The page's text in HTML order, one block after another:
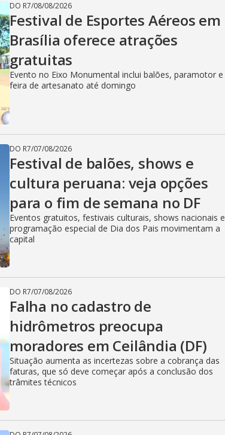
DO R7/08/08/2026
Festival de Esportes Aéreos em
Brasília oferece atrações
gratuitas
Evento no Eixo Monumental inclui balões, paramotor e
feira de artesanato até domingo
DO R7/07/08/2026
Festival de balões, shows e
cultura peruana: veja opções
para o fim de semana no DF
Eventos gratuitos, festivais culturais, shows nacionais e
programação especial de Dia dos Pais movimentam a
capital
DO R7/07/08/2026
Falha no cadastro de
hidrômetros preocupa
moradores em Ceilândia (DF)
Situação aumenta as incertezas sobre a cobrança das
faturas, que só deve começar após a conclusão dos
trâmites técnicos